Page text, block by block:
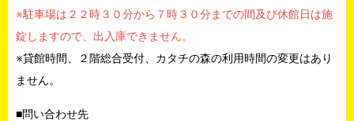
※駐車場は２２時３０分から７時３０分までの間及び休館日は施
錠しますので、出入庫できません。
※貸館時間、２階総合受付、カタチの森の利用時間の変更はあり
ません。
■問い合わせ先